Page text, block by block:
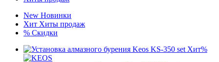
New Новинки
Хит Хиты продаж
% Скидки
Хит%